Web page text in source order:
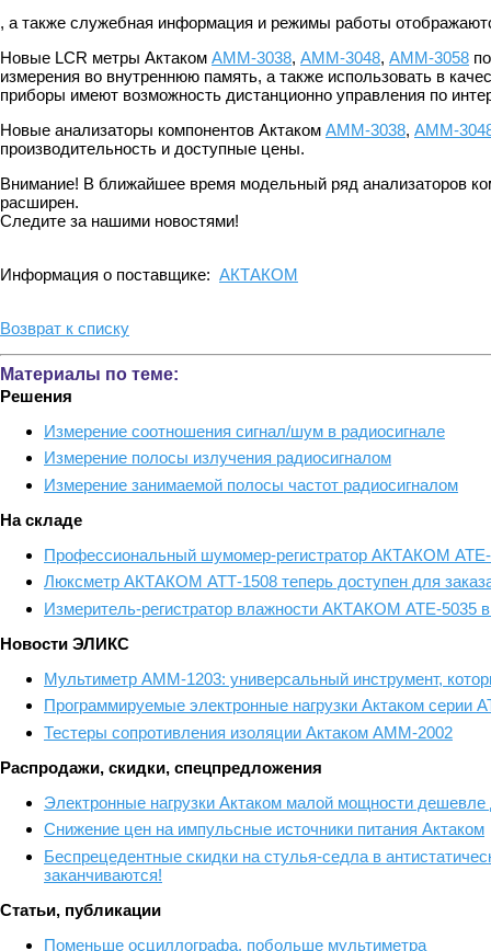
, а также служебная информация и режимы работы
Новые LCR метры Актаком АММ-3038, АММ-3048, АММ-3058
измерения во внутреннюю память, а также использовать в
приборы имеют возможность дистанционно управления по
Новые анализаторы компонентов Актаком АММ-3038, АММ-
производительность и доступные цены.
Внимание! В ближайшее время модельный ряд анализаторов
расширен.
Следите за нашими новостями!
Информация о поставщике: АКТАКОМ
Возврат к списку
Материалы по теме:
Решения
Измерение соотношения сигнал/шум в радиосигнале
Измерение полосы излучения радиосигналом
Измерение занимаемой полосы частот радиосигналом
На складе
Профессиональный шумомер-регистратор АКТАКОМ АТЕ-
Люксметр АКТАКОМ АТТ-1508 теперь доступен для
Измеритель-регистратор влажности АКТАКОМ АТЕ-5035
Новости ЭЛИКС
Мультиметр АММ-1203: универсальный инструмент,
Программируемые электронные нагрузки Актаком серии
Тестеры сопротивления изоляции Актаком АММ-2002
Распродажи, скидки, спецпредложения
Электронные нагрузки Актаком малой мощности дешевле
Снижение цен на импульсные источники питания Актаком
Беспрецедентные скидки на стулья-седла в
заканчиваются!
Статьи, публикации
Поменьше осциллографа, побольше мультиметра